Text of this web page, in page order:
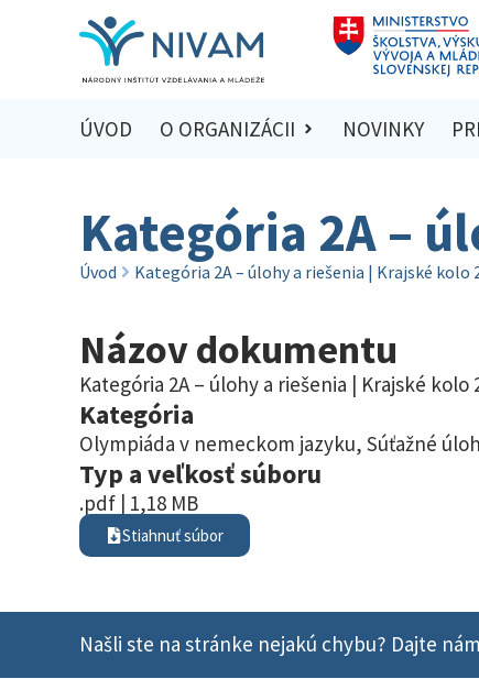
ÚVOD O ORGANIZÁCII NOVINKY
Kategória 2A –
Úvod Kategória 2A – úlohy a riešenia | Krajské kolo
Názov dokumentu
Kategória 2A – úlohy a riešenia | Krajské kolo
Kategória
Olympiáda v nemeckom jazyku, Súťažné
Typ a veľkosť súboru
.pdf | 1,18 MB
Stiahnuť súbor
Našli ste na stránke nejakú chybu? Dajte